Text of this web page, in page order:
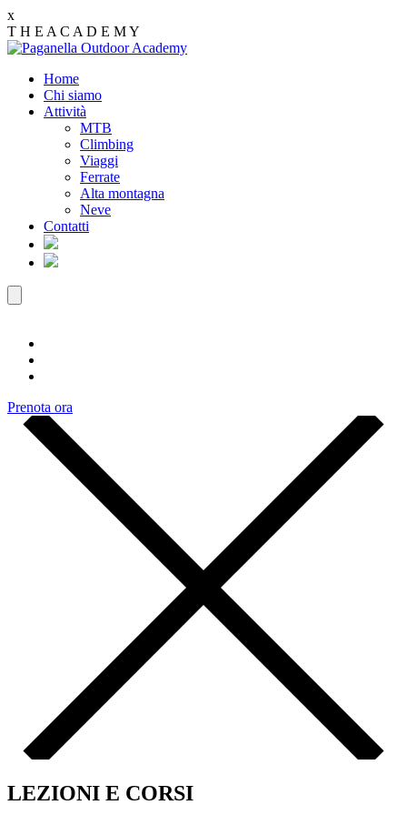
x
T H E A C A D E MY
Home
Chi siamo
Attività
MTB
Climbing
Viaggi
Ferrate
Alta montagna
Neve
Contatti
Prenota ora
LEZIONI E CORSI